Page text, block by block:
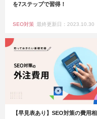
を7ステップで習得！
SEO対策 最終更新日：2023.10.30
【早見表あり】SEO対策の費用相